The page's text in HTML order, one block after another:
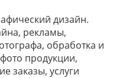
дизайн.
рекламы,
обработка и
продукции,
заказы, услуги